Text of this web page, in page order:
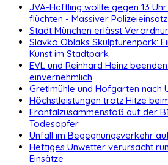
JVA-Häftling wollte gegen 13
flüchten - Massiver Polizeieinsatz
Stadt München erlässt
Slavko Oblaks Skulpturenpark:
Kunst im Stadtpark
EVL und Reinhard Heinz
einvernehmlich
Gretlmühle und Hofgarten nach
Höchstleistungen trotz Hitze
Frontalzusammenstoß auf der
Todesopfer
Unfall im Begegnungsverkehr
Heftiges Unwetter verursacht
Einsätze